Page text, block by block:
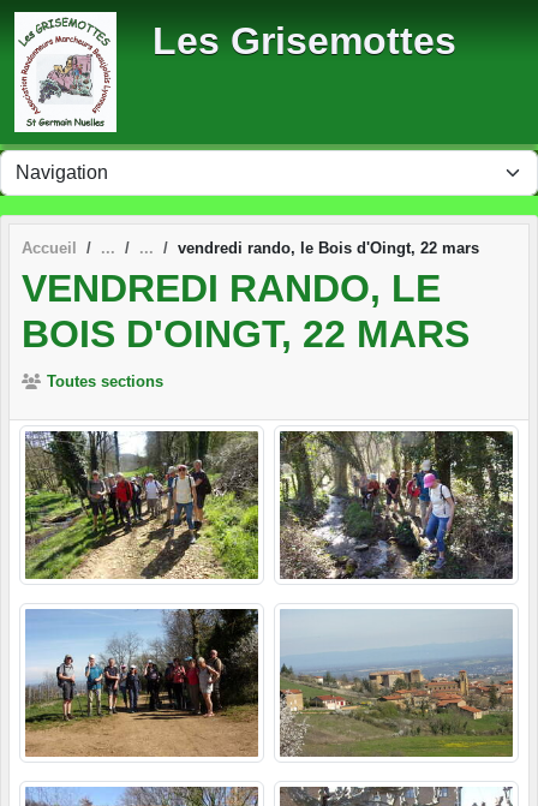
Les Grisemottes
Accueil vendredi rando, le Bois d'Oingt, 22 mars
VENDREDI RANDO, LE
BOIS D'OINGT, 22 MARS
Toutes sections
Panneau de gestion des cookies